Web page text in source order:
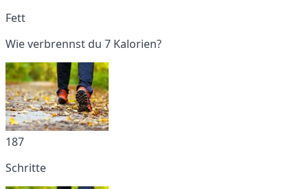
Fett
Wie verbrennst du 7 Kalorien?
187
Schritte